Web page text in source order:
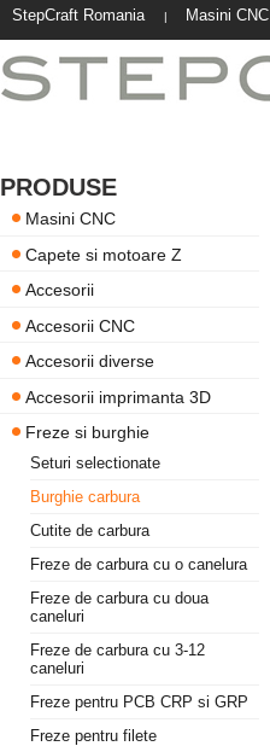
StepCraft Romania | Masini CNC
PRODUSE
Masini CNC
Capete si motoare Z
Accesorii
Accesorii CNC
Accesorii diverse
Accesorii imprimanta 3D
Freze si burghie
Seturi selectionate
Burghie carbura
Cutite de carbura
Freze de carbura cu o canelura
Freze de carbura cu doua
caneluri
Freze de carbura cu 3-12
caneluri
Freze pentru PCB CRP si GRP
Freze pentru filete